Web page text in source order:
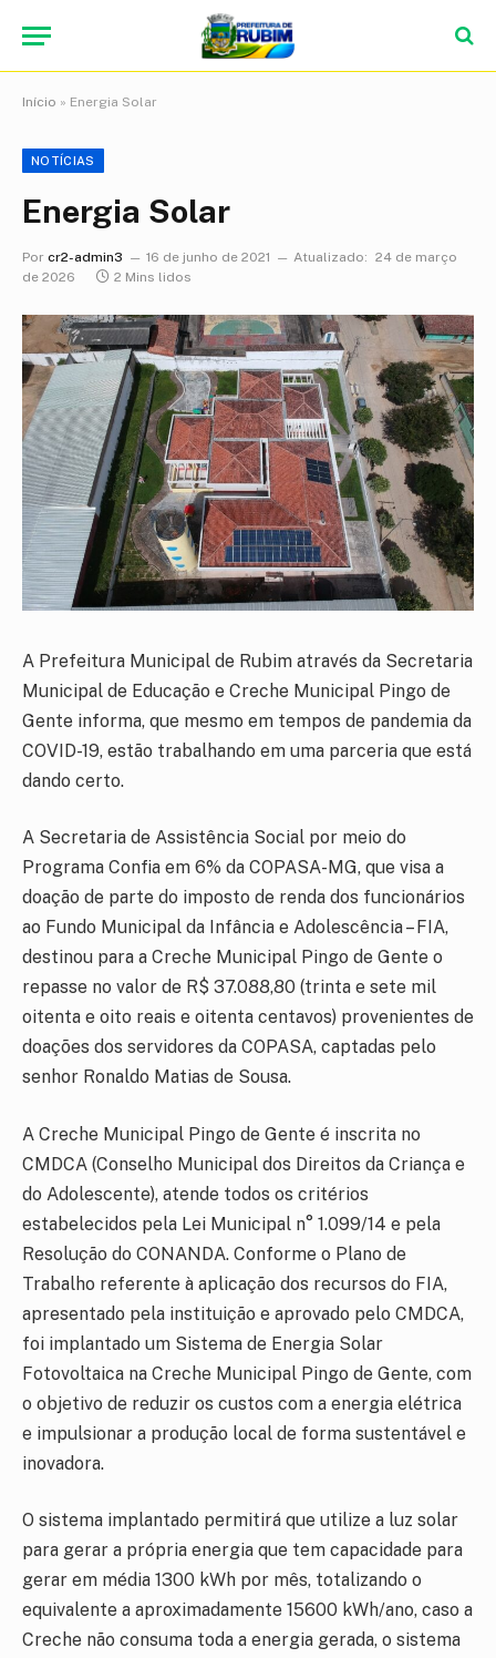
Início » Energia Solar
NOTÍCIAS
Energia Solar
Por cr2-admin3 16 de junho de 2021 Atualizado: 24 de março
de 2026
2 Mins lidos
A Prefeitura Municipal de Rubim através da Secretaria
Municipal de Educação e Creche Municipal Pingo de
Gente informa, que mesmo em tempos de pandemia da
COVID-19, estão trabalhando em uma parceria que está
dando certo.
A Secretaria de Assistência Social por meio do
Programa Confia em 6% da COPASA-MG, que visa a
doação de parte do imposto de renda dos funcionários
ao Fundo Municipal da Infância e Adolescência – FIA,
destinou para a Creche Municipal Pingo de Gente o
repasse no valor de R$ 37.088,80 (trinta e sete mil
oitenta e oito reais e oitenta centavos) provenientes de
doações dos servidores da COPASA, captadas pelo
senhor Ronaldo Matias de Sousa.
A Creche Municipal Pingo de Gente é inscrita no
CMDCA (Conselho Municipal dos Direitos da Criança e
do Adolescente), atende todos os critérios
estabelecidos pela Lei Municipal n° 1.099/14 e pela
Resolução do CONANDA. Conforme o Plano de
Trabalho referente à aplicação dos recursos do FIA,
apresentado pela instituição e aprovado pelo CMDCA,
foi implantado um Sistema de Energia Solar
Fotovoltaica na Creche Municipal Pingo de Gente, com
o objetivo de reduzir os custos com a energia elétrica
e impulsionar a produção local de forma sustentável e
inovadora.
O sistema implantado permitirá que utilize a luz solar
para gerar a própria energia que tem capacidade para
gerar em média 1300 kWh por mês, totalizando o
equivalente a aproximadamente 15600 kWh/ano, caso a
Creche não consuma toda a energia gerada, o sistema